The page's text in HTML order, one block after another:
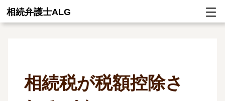
相続弁護士ALG
相続税が税額控除さ